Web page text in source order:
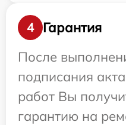
4
Гарантия
После
подписания
работ Вы
гарантию на